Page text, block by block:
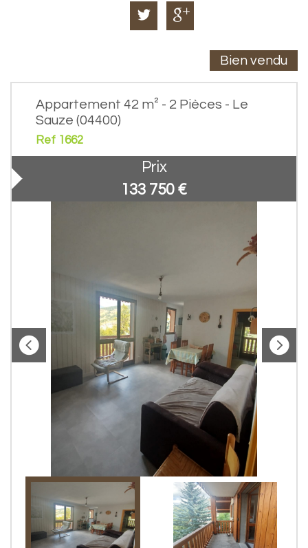
Bien vendu
Appartement 42 m² - 2 Pièces - Le
Sauze (04400)
Ref 1662
Prix
133 750 €